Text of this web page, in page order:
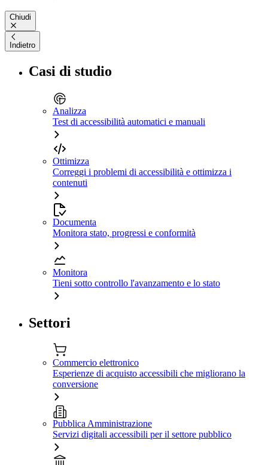
Chiudi
Indietro
Casi di studio
Analizza
Test di accessibilità automatici e manuali
Ottimizza
Correggi i problemi di accessibilità e ottimizza i
contenuti
Documenta
Monitora stato, progressi e conformità
Monitora
Tieni sotto controllo l'avanzamento e lo stato
Settori
Commercio elettronico
Esperienze di acquisto accessibili che migliorano la
conversione
Pubblica Amministrazione
Servizi digitali accessibili per il settore pubblico